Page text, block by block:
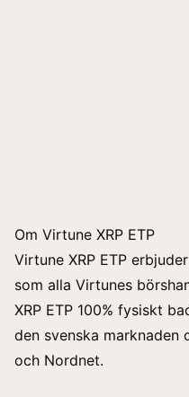
Om Virtune XRP ETP
Virtune XRP ETP
som alla Virtunes
XRP ETP 100% fysiskt
den svenska marknaden
och Nordnet.